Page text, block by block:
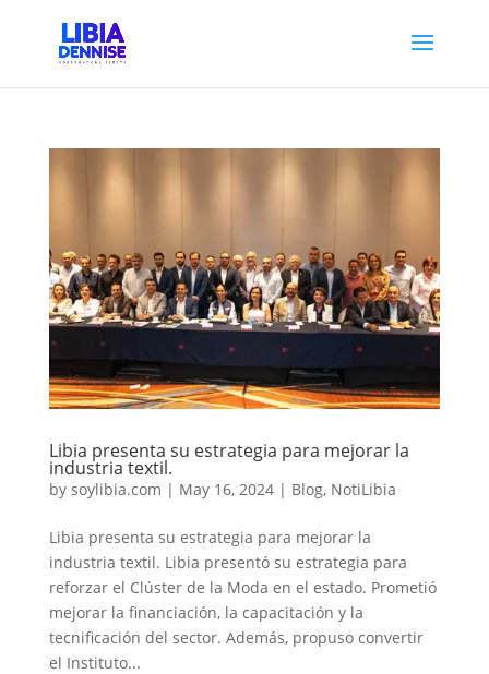
Libia presenta su estrategia para mejorar la
industria textil.
by soylibia.com | May 16, 2024| Blog, NotiLibia
Libia presenta su estrategia para mejorar la
industria textil. Libia presentó su estrategia para
reforzar el Clúster de la Moda en el estado. Prometió
mejorar la financiación, la capacitación y la
tecnificación del sector. Además, propuso convertir
el Instituto...